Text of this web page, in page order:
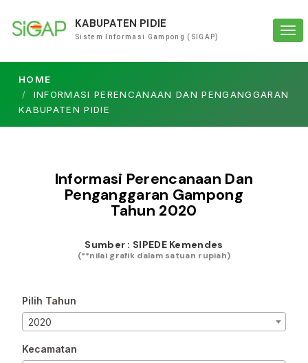
KABUPATEN PIDIE
Sistem Informasi Gampong (SIGAP)
HOME
INFORMASI PERENCANAAN DAN PENGANGGARAN
KABUPATEN PIDIE
Informasi Perencanaan Dan
Penganggaran Gampong
Tahun 2020
Sumber : SIPEDE Kemendes
(**nilai grafik dalam satuan rupiah)
Pilih Tahun
2020
Kecamatan